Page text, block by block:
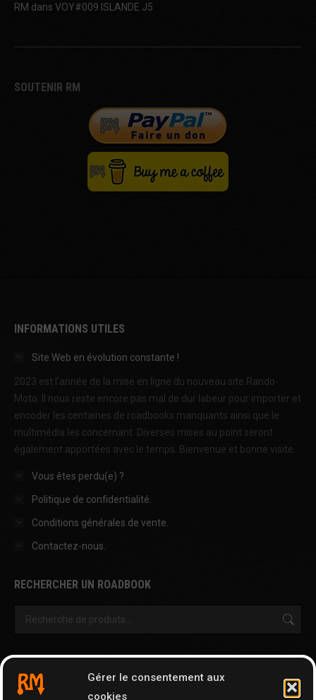
Gérer le consentement aux
cookies
RM dans VOY#009 ISLANDE J5
SOUTENIR RM
INFORMATIONS UTILES
Site Web en évolution constante !
2023 est l'année de la mise en ligne du nouveau site Rando-
Moto. Il nous reste encore pas mal de dur labeur pour importer et
encoder les centaines de roadbooks manquants ainsi que le
multimédia les concernant. Diverses mises au point seront
également apportées avec le temps. Bienvenue et bonne visite.
Vous êtes perdu(e) ?
Politique de confidentialité.
Conditions générales de vente.
Contactez-nous.
RECHERCHER UN ROADBOOK
Cartographie